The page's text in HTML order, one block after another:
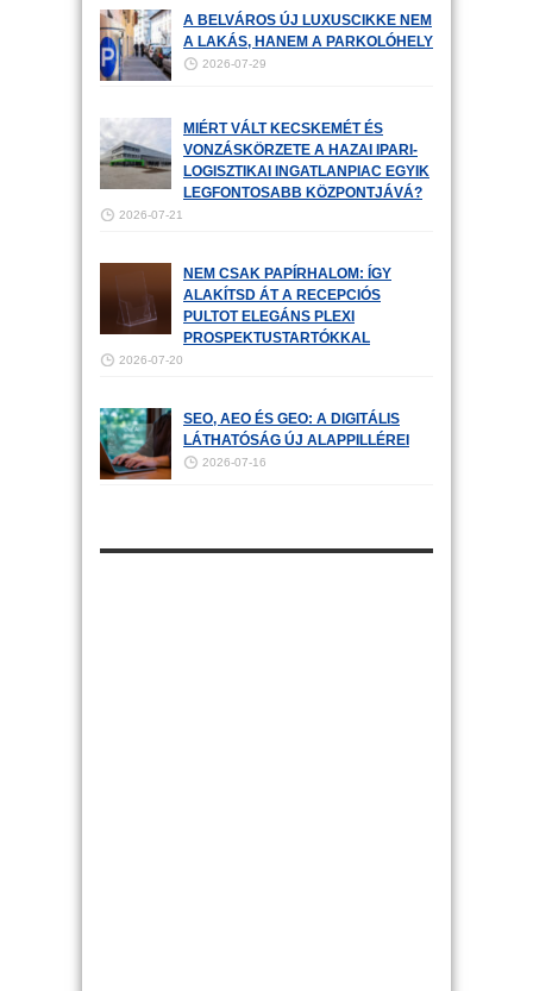
A BELVÁROS ÚJ LUXUSCIKKE NEM
A LAKÁS, HANEM A PARKOLÓHELY
2026-07-29
MIÉRT VÁLT KECSKEMÉT ÉS
VONZÁSKÖRZETE A HAZAI IPARI-
LOGISZTIKAI INGATLANPIAC EGYIK
LEGFONTOSABB KÖZPONTJÁVÁ?
2026-07-21
NEM CSAK PAPÍRHALOM: ÍGY
ALAKÍTSD ÁT A RECEPCIÓS
PULTOT ELEGÁNS PLEXI
PROSPEKTUSTARTÓKKAL
2026-07-20
SEO, AEO ÉS GEO: A DIGITÁLIS
LÁTHATÓSÁG ÚJ ALAPPILLÉREI
2026-07-16